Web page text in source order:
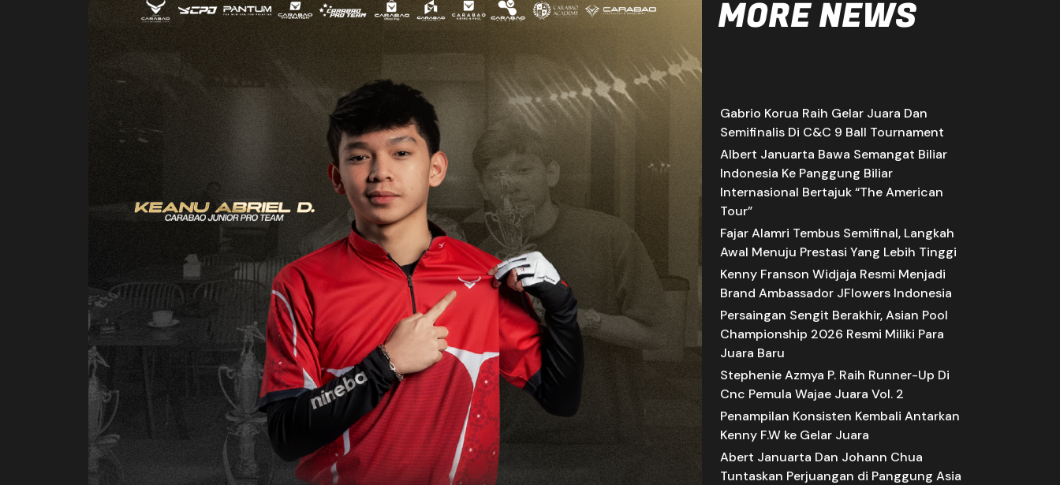
MORE NEWS
Gabrio Korua Raih Gelar Juara Dan
Semifinalis Di C&C 9 Ball Tournament
Albert Januarta Bawa Semangat Biliar
Indonesia Ke Panggung Biliar
Internasional Bertajuk “The American
Tour”
Fajar Alamri Tembus Semifinal, Langkah
Awal Menuju Prestasi Yang Lebih Tinggi
Kenny Franson Widjaja Resmi Menjadi
Brand Ambassador JFlowers Indonesia
Persaingan Sengit Berakhir, Asian Pool
Championship 2026 Resmi Miliki Para
Juara Baru
Stephenie Azmya P. Raih Runner-Up Di
Cnc Pemula Wajae Juara Vol. 2
Penampilan Konsisten Kembali Antarkan
Kenny F.W ke Gelar Juara
Abert Januarta Dan Johann Chua
Tuntaskan Perjuangan di Panggung Asia